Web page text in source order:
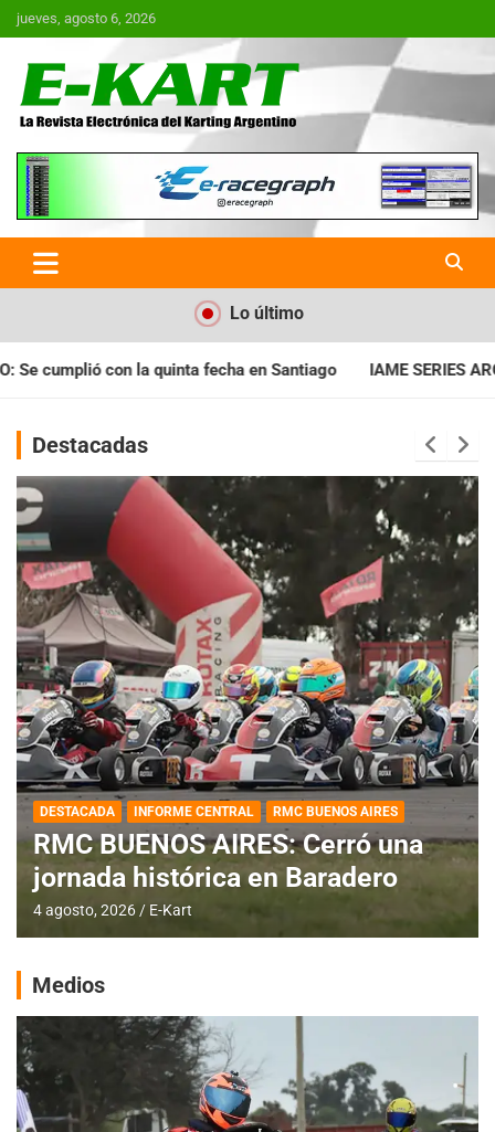
Saltar
al
jueves, agosto 6, 2026
E-Kart.com.ar | La Revista
Electrónica del Karting en
Argentina
Lo último
en Santiago IAME SERIES ARGENTINA: Horarios para la
Destacadas
DESTACADA INFORME CENTRAL RMC BUENOS AIRES
RMC BUENOS AIRES: Cerró una
jornada histórica en Baradero
4 agosto, 2026 E-Kart
Medios